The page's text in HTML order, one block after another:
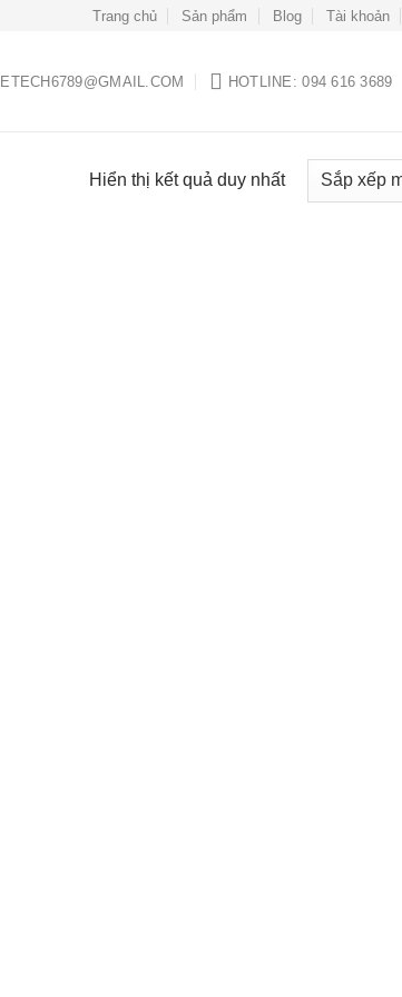
Trang chủ Sản phẩm Blog Tài khoản
ETECH6789@GMAIL.COM HOTLINE: 094 616 3689
Hiển thị kết quả duy nhất